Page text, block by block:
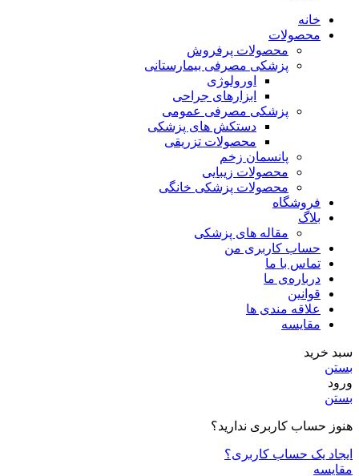
خانه
محصولات
محصولات پرفروش
پزشکی مصرفی بیمارستانی
اورولوژی
ابزارهای جراحی
پزشکی مصرفی عمومی
دستکش های پزشکی
محصولات تزریقی
پانسمان زخم
محصولات زیبایی
محصولات پزشکی خانگی
فروشگاه
بلاگ
مقاله های پزشکی
حساب کاربری من
تماس با ما
درباره‌ی ما
قوانین
علاقه مندی ها
مقایسه
سبد خرید
بستن
ورود
بستن
هنوز حساب کاربری ندارید؟
ایجاد یک حساب کاربری؟
مقایسه